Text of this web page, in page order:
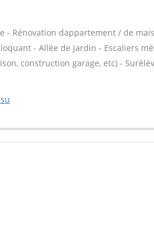
Rénovation dappartement / de
- Allée de jardin - Escaliers
construction garage, etc) -